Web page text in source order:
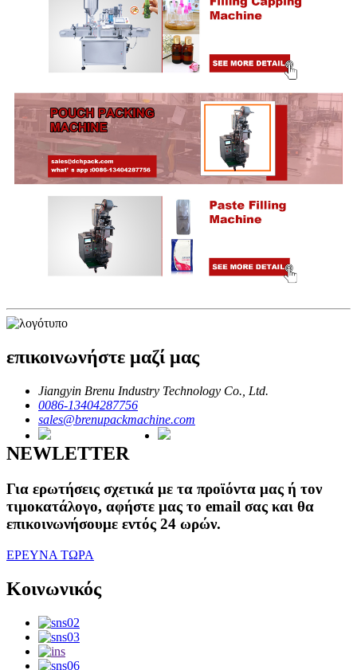
επικοινωνήστε μαζί μας
Jiangyin Brenu Industry Technology Co., Ltd.
0086-13404287756
sales@brenupackmachine.com
NEWLETTER
Για ερωτήσεις σχετικά με τα προϊόντα μας ή τον
τιμοκατάλογο, αφήστε μας το email σας και θα
επικοινωνήσουμε εντός 24 ωρών.
ΕΡΕΥΝΑ ΤΩΡΑ
Κοινωνικός